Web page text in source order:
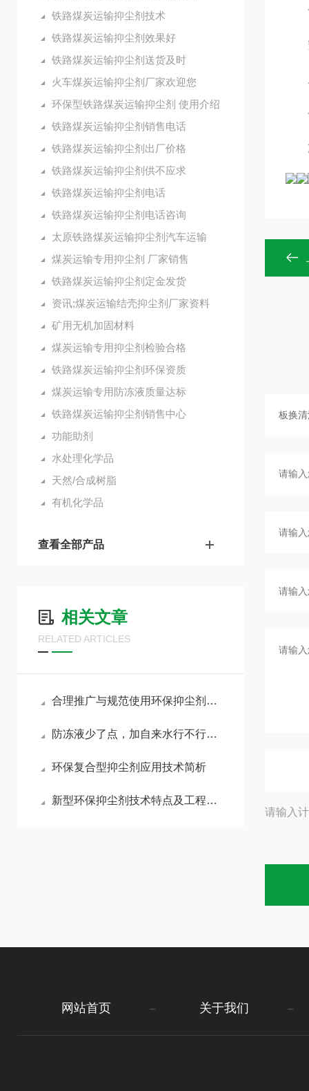
铁路煤炭运输抑尘剂技术
铁路煤炭运输抑尘剂效果好
铁路煤炭运输抑尘剂送货及时
火车煤炭运输抑尘剂厂家欢迎您
环保型铁路煤炭运输抑尘剂 使用介绍
铁路煤炭运输抑尘剂销售电话
铁路煤炭运输抑尘剂出厂价格
铁路煤炭运输抑尘剂供不应求
铁路煤炭运输抑尘剂电话
铁路煤炭运输抑尘剂电话咨询
太原铁路煤炭运输抑尘剂汽车运输
煤炭运输专用抑尘剂 厂家销售
铁路煤炭运输抑尘剂定金发货
资讯;煤炭运输结壳抑尘剂厂家资料
矿用无机加固材料
煤炭运输专用抑尘剂检验合格
铁路煤炭运输抑尘剂环保资质
煤炭运输专用防冻液质量达标
铁路煤炭运输抑尘剂销售中心
功能助剂
水处理化学品
天然/合成树脂
有机化学品
查看全部产品
相关文章
RELATED ARTICLES
合理推广与规范使用环保抑尘剂助力各行业扬尘达标治理
防冻液少了点，加自来水行不行？我心里一直犯嘀咕
环保复合型抑尘剂应用技术简析
新型环保抑尘剂技术特点及工程应用优势
使
安
使
冷
请输入
网站首页 关于我们